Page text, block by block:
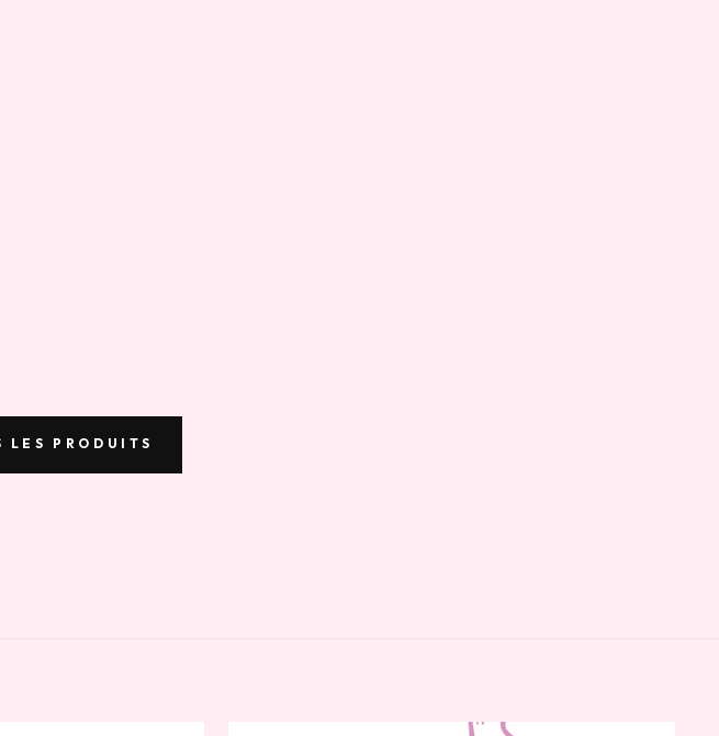
LES PRODUITS